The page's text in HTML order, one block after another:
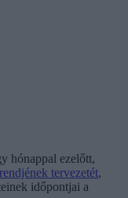
hónappal ezelőtt,
tervezetét,
időpontjai a